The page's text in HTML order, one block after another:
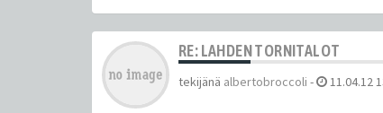
RE: LAHDEN TORNITALOT
tekijänä albertobroccoli - 11.04.12